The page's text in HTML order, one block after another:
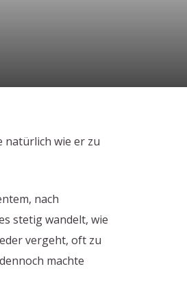
natürlich wie er zu
nach
stetig wandelt, wie
vergeht, oft zu
machte